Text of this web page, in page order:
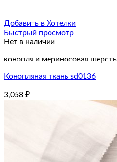
Добавить в Хотелки
Быстрый просмотр
Нет в наличии
конопля и мериносовая шерсть
Конопляная ткань sd0136
3,058 ₽